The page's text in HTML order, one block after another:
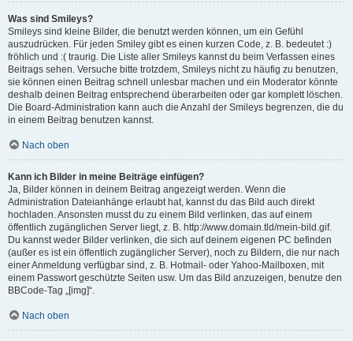
Was sind Smileys?
Smileys sind kleine Bilder, die benutzt werden können, um ein Gefühl
auszudrücken. Für jeden Smiley gibt es einen kurzen Code, z. B. bedeutet :)
fröhlich und :( traurig. Die Liste aller Smileys kannst du beim Verfassen eines
Beitrags sehen. Versuche bitte trotzdem, Smileys nicht zu häufig zu benutzen,
sie können einen Beitrag schnell unlesbar machen und ein Moderator könnte
deshalb deinen Beitrag entsprechend überarbeiten oder gar komplett löschen.
Die Board-Administration kann auch die Anzahl der Smileys begrenzen, die du
in einem Beitrag benutzen kannst.
Nach oben
Kann ich Bilder in meine Beiträge einfügen?
Ja, Bilder können in deinem Beitrag angezeigt werden. Wenn die
Administration Dateianhänge erlaubt hat, kannst du das Bild auch direkt
hochladen. Ansonsten musst du zu einem Bild verlinken, das auf einem
öffentlich zugänglichen Server liegt, z. B. http://www.domain.tld/mein-bild.gif.
Du kannst weder Bilder verlinken, die sich auf deinem eigenen PC befinden
(außer es ist ein öffentlich zugänglicher Server), noch zu Bildern, die nur nach
einer Anmeldung verfügbar sind, z. B. Hotmail- oder Yahoo-Mailboxen, mit
einem Passwort geschützte Seiten usw. Um das Bild anzuzeigen, benutze den
BBCode-Tag „[img]“.
Nach oben